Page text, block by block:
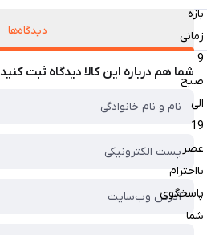
بازه
زمانی
9
صبح
الی
19
عصر
بااحترام
پاسخگوی
شما
دیدگاه‌ها
شما هم درباره این کالا دیدگاه ثبت کنید